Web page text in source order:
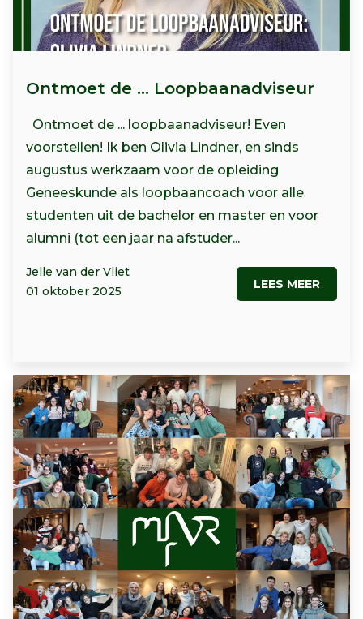
Ontmoet de ... Loopbaanadviseur
Ontmoet de ... loopbaanadviseur! Even
voorstellen! Ik ben Olivia Lindner, en sinds
augustus werkzaam voor de opleiding
Geneeskunde als loopbaancoach voor alle
studenten uit de bachelor en master en voor
alumni (tot een jaar na afstuder...
Jelle van der Vliet
01 oktober 2025
LEES MEER